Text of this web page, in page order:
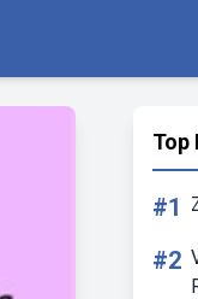
Top
#1
#2